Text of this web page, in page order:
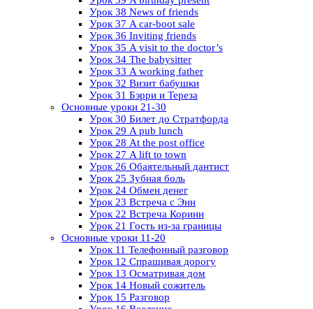
Урок 38 News of friends
Урок 37 A car-boot sale
Урок 36 Inviting friends
Урок 35 A visit to the doctor’s
Урок 34 The babysitter
Урок 33 A working father
Урок 32 Визит бабушки
Урок 31 Бэрри и Тереза
Основные уроки 21-30
Урок 30 Билет до Стратфорда
Урок 29 A pub lunch
Урок 28 At the post office
Урок 27 A lift to town
Урок 26 Обаятельный дантист
Урок 25 Зубная боль
Урок 24 Обмен денег
Урок 23 Встреча с Энн
Урок 22 Встреча Коринн
Урок 21 Гость из-за границы
Основные уроки 11-20
Урок 11 Телефонный разговор
Урок 12 Спрашивая дорогу
Урок 13 Осматривая дом
Урок 14 Новый сожитель
Урок 15 Разговор